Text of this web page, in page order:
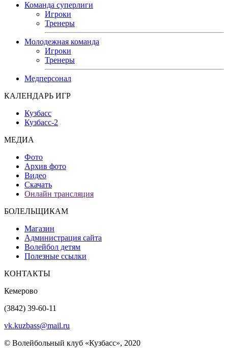
Команда суперлиги
Игроки
Тренеры
Молодежная команда
Игроки
Тренеры
Медперсонал
КАЛЕНДАРЬ ИГР
Кузбасс
Кузбасс-2
МЕДИА
Фото
Архив фото
Видео
Скачать
Онлайн трансляция
БОЛЕЛЬЩИКАМ
Магазин
Администрация сайта
Волейбол детям
Полезные ссылки
КОНТАКТЫ
Кемерово
(3842) 39-60-11
vk.kuzbass@mail.ru
© Волейбольный клуб «Кузбасс», 2020